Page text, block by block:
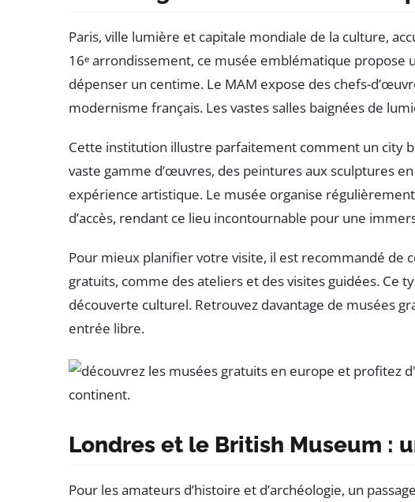
Paris, ville lumière et capitale mondiale de la culture,
16ᵉ arrondissement, ce musée emblématique
dépenser un centime. Le MAM expose des chefs-
modernisme français. Les vastes salles baignées de
Cette institution illustre parfaitement comment un city
vaste gamme d’œuvres, des peintures aux sculptures
expérience artistique. Le musée organise
d’accès, rendant ce lieu incontournable pour une
Pour mieux planifier votre visite, il est recommandé de
gratuits, comme des ateliers et des visites guidées. Ce
découverte culturel. Retrouvez davantage de musées
entrée libre.
Londres et le British Museum :
Pour les amateurs d’histoire et d’archéologie, un